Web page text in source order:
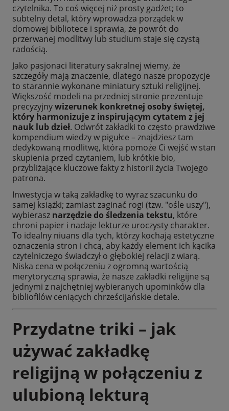
czytelnika. To coś więcej niż prosty gadżet; to
subtelny detal, który wprowadza porządek w
domowej bibliotece i sprawia, że powrót do
przerwanej modlitwy lub studium staje się czystą
radością.
Jako pasjonaci literatury sakralnej wiemy, że
szczegóły mają znaczenie, dlatego nasze propozycje
to starannie wykonane miniatury sztuki religijnej.
Większość modeli na przedniej stronie prezentuje
precyzyjnywizerunek konkretnej osoby świętej,
który harmonizuje z inspirującym cytatem z jej
nauk lub dzieł. Odwrót zakładki to często prawdziwe
kompendium wiedzy w pigułce – znajdziesz tam
dedykowaną modlitwę, która pomoże Ci wejść w stan
skupienia przed czytaniem, lub krótkie bio,
przybliżające kluczowe fakty z historii życia Twojego
patrona.
Inwestycja w taką zakładkę to wyraz szacunku do
samej książki; zamiast zaginać rogi (tzw. "ośle uszy"),
wybierasz narzędzie do śledzenia tekstu, które
chroni papier i nadaje lekturze uroczysty charakter.
To idealny niuans dla tych, którzy kochają estetyczne
oznaczenia stron i chcą, aby każdy element ich kącika
czytelniczego świadczył o głębokiej relacji z wiarą.
Niska cena w połączeniu z ogromną wartością
merytoryczną sprawia, że nasze zakładki religijne są
jednymi z najchętniej wybieranych upominków dla
bibliofilów ceniących chrześcijańskie detale.
Przydatne triki – jak
używać zakładkę
religijną w połączeniu z
ulubioną lekturą